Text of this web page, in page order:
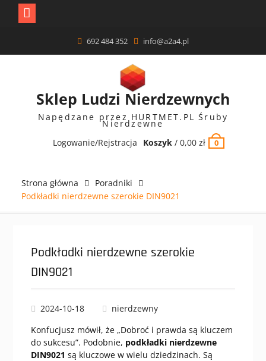
content
692 484 352 info@a2a4.pl
Sklep Ludzi Nierdzewnych
Napędzane przez HURTMET.PL Śruby
Nierdzewne
Logowanie/Rejstracja
Koszyk/ 0,00 zł 0
Strona główna
Poradniki
Podkładki nierdzewne szerokie DIN9021
Podkładki nierdzewne szerokie
DIN9021
2024-10-18
nierdzewny
Konfucjusz mówił, że „Dobroć i prawda są kluczem
do sukcesu”. Podobnie, podkładki nierdzewne
DIN9021 są kluczowe w wielu dziedzinach. Są